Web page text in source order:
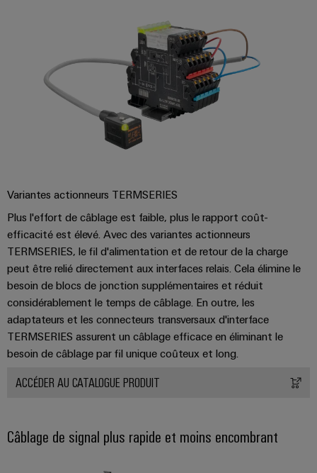
Variantes actionneurs TERMSERIES
Plus l'effort de câblage est faible, plus le rapport coût-
efficacité est élevé. Avec des variantes actionneurs
TERMSERIES, le fil d'alimentation et de retour de la charge
peut être relié directement aux interfaces relais. Cela élimine le
besoin de blocs de jonction supplémentaires et réduit
considérablement le temps de câblage. En outre, les
adaptateurs et les connecteurs transversaux d'interface
TERMSERIES assurent un câblage efficace en éliminant le
besoin de câblage par fil unique coûteux et long.
ACCÉDER AU CATALOGUE PRODUIT
Câblage de signal plus rapide et moins encombrant